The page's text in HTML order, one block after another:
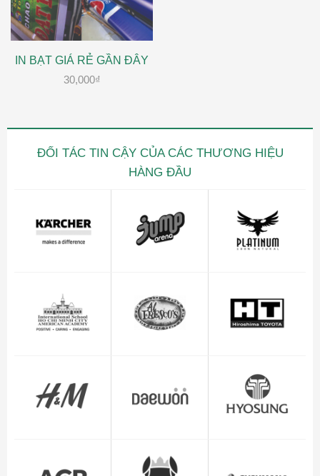
IN BẠT GIÁ RẺ GẦN ĐÂY
30,000₫
ĐỐI TÁC TIN CẬY CỦA CÁC THƯƠNG HIỆU
HÀNG ĐẦU